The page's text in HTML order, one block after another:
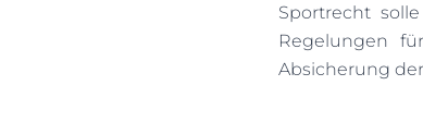
Sportrecht
Regelungen
Absicherung